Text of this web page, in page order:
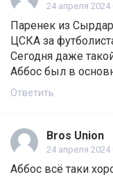
24 апреля 2024
Паренек из
ЦСКА за
Сегодня даже
Аббос был в
Ответить
Bros Union
24 апреля 2024
Аббос всё таки